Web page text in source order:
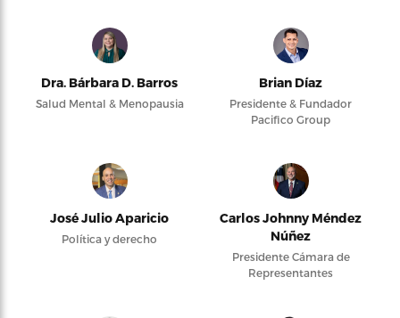
Dra. Bárbara D. Barros
Salud Mental & Menopausia
Brian Díaz
Presidente & Fundador
Pacifico Group
José Julio Aparicio
Política y derecho
Carlos Johnny Méndez
Núñez
Presidente Cámara de
Representantes